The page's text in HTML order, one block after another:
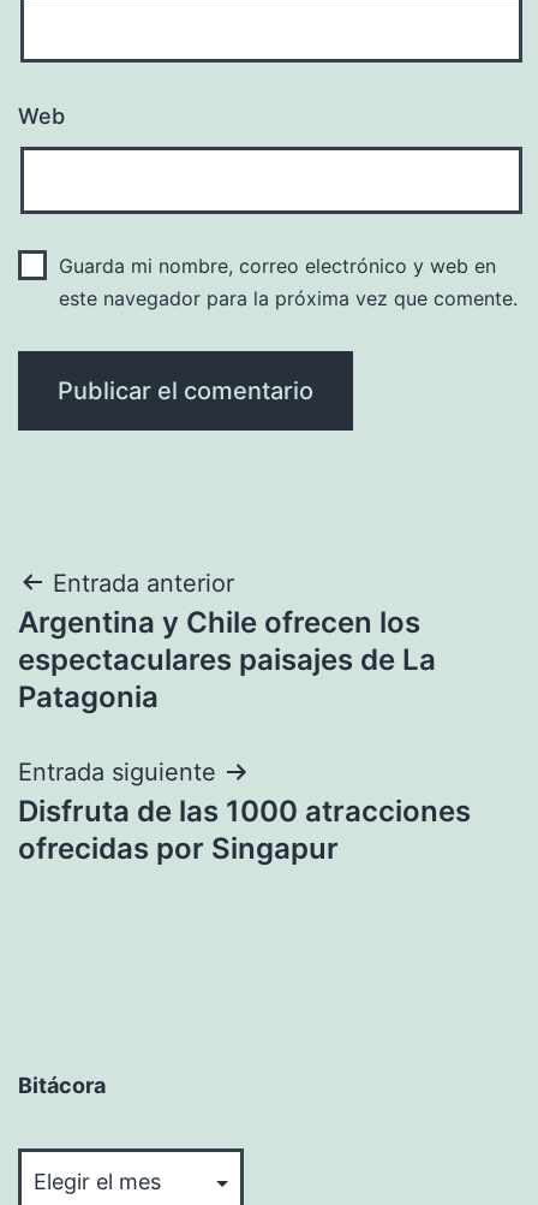
Web
Guarda mi nombre, correo electrónico y web en
este navegador para la próxima vez que comente.
Navegación
de
entradas
Entrada anterior
Argentina y Chile ofrecen los
espectaculares paisajes de La
Patagonia
Entrada siguiente
Disfruta de las 1000 atracciones
ofrecidas por Singapur
Bitácora